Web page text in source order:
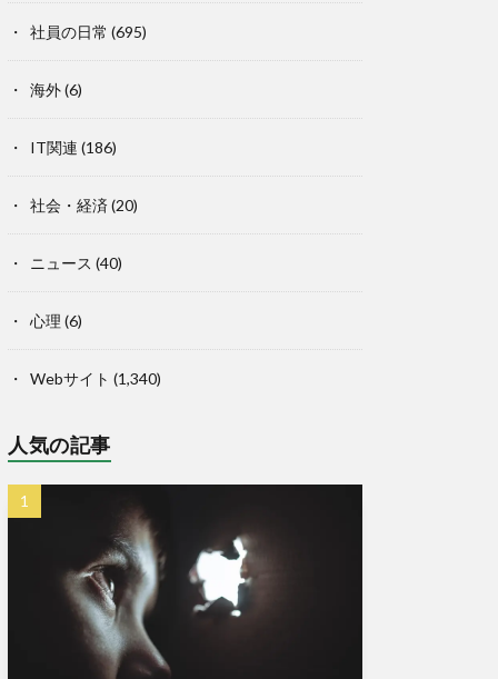
社員の日常 (695)
海外(6)
IT関連 (186)
社会・経済(20)
ニュース (40)
心理 (6)
Webサイト (1,340)
人気の記事